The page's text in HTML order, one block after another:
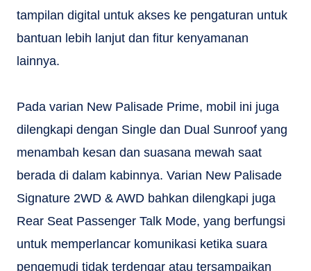
tampilan digital untuk akses ke pengaturan untuk
bantuan lebih lanjut dan fitur kenyamanan
lainnya.
Pada varian New Palisade Prime, mobil ini juga
dilengkapi dengan Single dan Dual Sunroof yang
menambah kesan dan suasana mewah saat
berada di dalam kabinnya. Varian New Palisade
Signature 2WD & AWD bahkan dilengkapi juga
Rear Seat Passenger Talk Mode, yang berfungsi
untuk memperlancar komunikasi ketika suara
pengemudi tidak terdengar atau tersampaikan